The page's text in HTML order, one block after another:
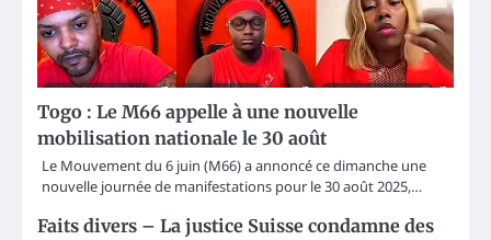
Togo : Le M66 appelle à une nouvelle
mobilisation nationale le 30 août
Le Mouvement du 6 juin (M66) a annoncé ce dimanche une
nouvelle journée de manifestations pour le 30 août 2025,…
Faits divers – La justice Suisse condamne des